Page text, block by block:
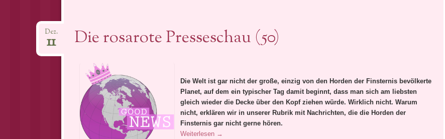
Die rosarote Presseschau (50)
Dez.
11
Die Welt ist gar nicht der große, einzig von den Horden der Finsternis bevölkerte
Planet, auf dem ein typischer Tag damit beginnt, dass man sich am liebsten
gleich wieder die Decke über den Kopf ziehen würde. Wirklich nicht. Warum
nicht, erklären wir in unserer Rubrik mit Nachrichten, die die Horden der
Finsternis gar nicht gerne hören.
Weiterlesen →